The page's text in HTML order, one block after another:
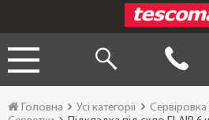
Головна Усі категорії Сервіровка